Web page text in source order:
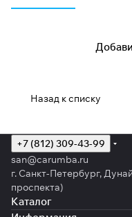
Назад к списку
+7 (812) 309-43-99
san@carumba.ru
г. Санкт-Петербург,
проспекта)
Каталог